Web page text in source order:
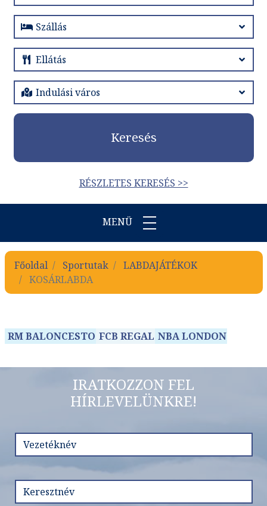
Keresés
RÉSZLETES KERESÉS >>
MENÜ
Főoldal Sportutak
LABDAJÁTÉKOK
KOSÁRLABDA
RM BALONCESTO FCB REGAL NBA LONDON
IRATKOZZON FEL
HÍRLEVELÜNKRE!